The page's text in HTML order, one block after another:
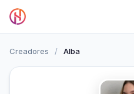
Creadores / Alba